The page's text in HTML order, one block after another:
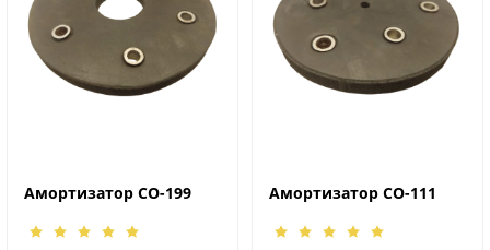
Амортизатор СО-199 Амортизатор СО-111